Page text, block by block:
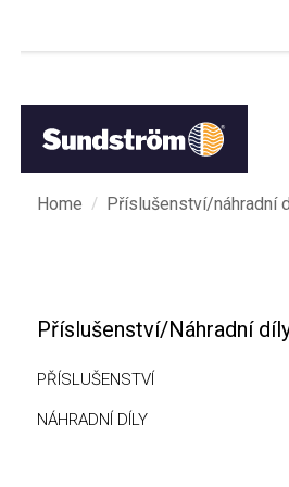
Home / Příslušenství/náhradní díly
Příslušenství/Náhradní díly
PŘÍSLUŠENSTVÍ
NÁHRADNÍ DÍLY